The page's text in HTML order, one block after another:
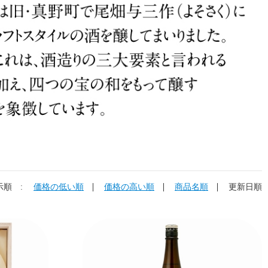
順 : 価格の低い順 価格の高い順 商品名順 更新日順